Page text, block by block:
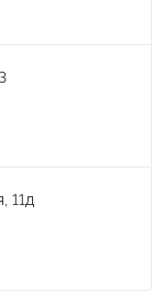
11д